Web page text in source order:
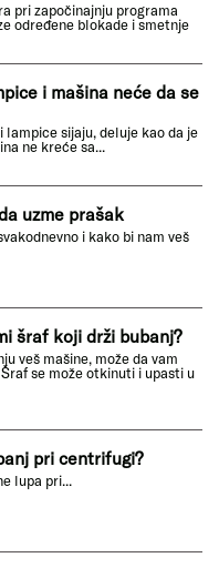
pri započinajnju programa
određene blokade i smetnje
i mašina neće da se
lampice sijaju, deluje kao da je
ne kreće sa...
uzme prašak
i kako bi nam veš
šraf koji drži bubanj?
veš mašine, može da vam
se može otkinuti i upasti u
pri centrifugi?
lupa pri...